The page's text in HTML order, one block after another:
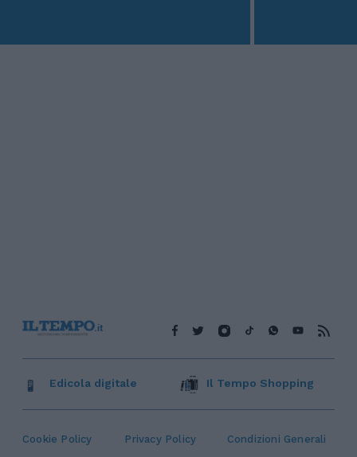
Cookie Policy Privacy Policy Condizioni Generali
Edicola digitale Il Tempo Shopping